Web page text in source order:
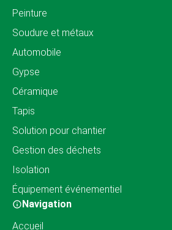
Peinture
Soudure et métaux
Automobile
Gypse
Céramique
Tapis
Solution pour chantier
Gestion des déchets
Isolation
Équipement événementiel
Navigation
Accueil